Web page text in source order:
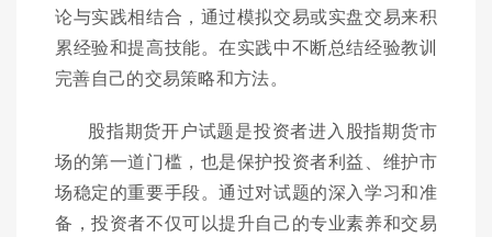
论与实践相结合，通过模拟交易或实盘交易来积
累经验和提高技能。在实践中不断总结经验教训
完善自己的交易策略和方法。
股指期货开户试题是投资者进入股指期货市
场的第一道门槛，也是保护投资者利益、维护市
场稳定的重要手段。通过对试题的深入学习和准
备，投资者不仅可以提升自己的专业素养和交易